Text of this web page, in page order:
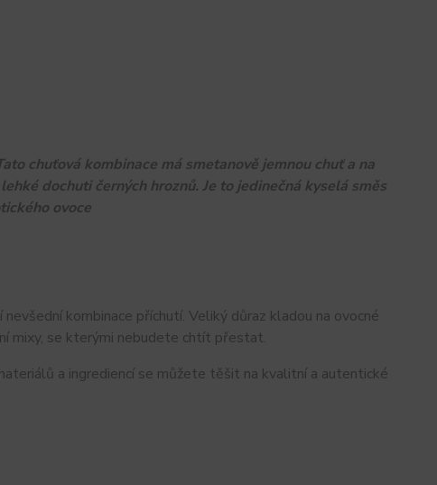
chuťová kombinace má smetanově jemnou chuť a na
dochuti černých hroznů. Je to jedinečná kyselá směs
ovoce
kombinace příchutí. Veliký důraz kladou na ovocné
mixy, se kterými nebudete chtít přestat.
a ingrediencí se můžete těšit na kvalitní a autentické